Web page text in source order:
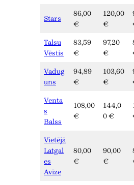
Stars
86,00
€
120,00
€
Talsu
Vēstis
83,59
€
97,20
€
Vadug
uns
94,89
€
103,60
€
Venta
s
Balss
108,00
€
144,0
0 €
Vietējā
Latgal
es
Avīze
80,00
€
90,00
€